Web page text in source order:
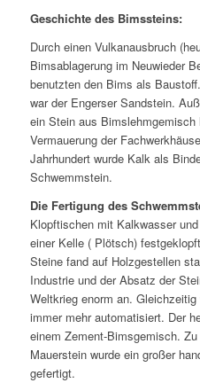
Geschichte des Bimssteins:
Durch einen Vulkanausbruch
Bimsablagerung im Neuwieder
benutzten den Bims als
war der Engerser Sandstein.
ein Stein aus
Vermauerung der
Jahrhundert wurde Kalk als
Schwemmstein.
Die Fertigung des
Klopftischen mit Kalkwasser
einer Kelle ( Plötsch)
Steine fand auf Holzgestellen
Industrie und der Absatz der
Weltkrieg enorm an.
immer mehr automatisiert. Der
einem Zement-Bimsgemisch.
Mauerstein wurde ein großer
gefertigt.